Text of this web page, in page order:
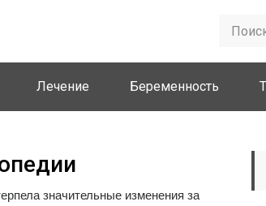
Лечение Беременность
значительные изменения за